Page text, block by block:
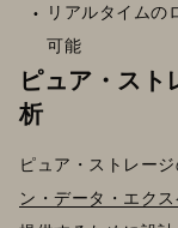
リアルタイムの
可能
ピュア・スト
析
ピュア・ストレー
ン・データ・エクス